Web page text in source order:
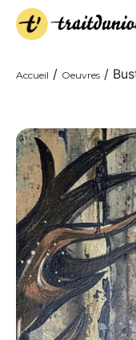
Accueil / Oeuvres /